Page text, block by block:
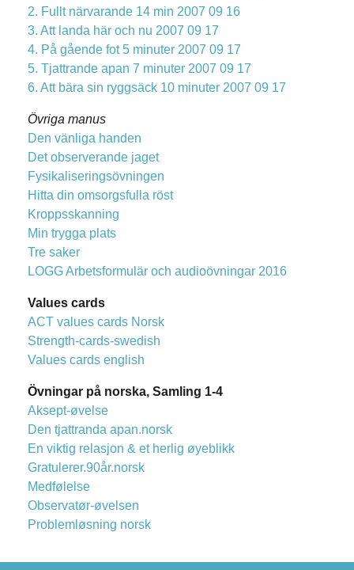
2. Fullt närvarande 14 min 2007 09 16
3. Att landa här och nu 2007 09 17
4. På gående fot 5 minuter 2007 09 17
5. Tjattrande apan 7 minuter 2007 09 17
6. Att bära sin ryggsäck 10 minuter 2007 09 17
Övriga manus
Den vänliga handen
Det observerande jaget
Fysikaliseringsövningen
Hitta din omsorgsfulla röst
Kroppsskanning
Min trygga plats
Tre saker
LOGG Arbetsformulär och audioövningar 2016
Values cards
ACT values cards Norsk
Strength-cards-swedish
Values cards english
Övningar på norska, Samling 1-4
Aksept-øvelse
Den tjattranda apan.norsk
En viktig relasjon & et herlig øyeblikk
Gratulerer.90år.norsk
Medfølelse
Observatør-øvelsen
Problemløsning norsk